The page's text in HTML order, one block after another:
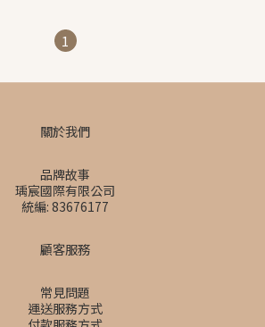
1
關於我們
品牌故事
瑀宸國際有限公司
統編: 83676177
顧客服務
常見問題
運送服務方式